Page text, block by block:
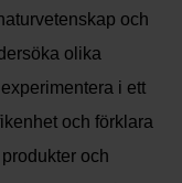
och
olika
i ett
och förklara
och